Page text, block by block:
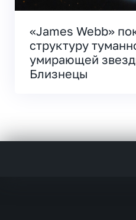
«James Webb»
структуру
умирающей
Близнецы